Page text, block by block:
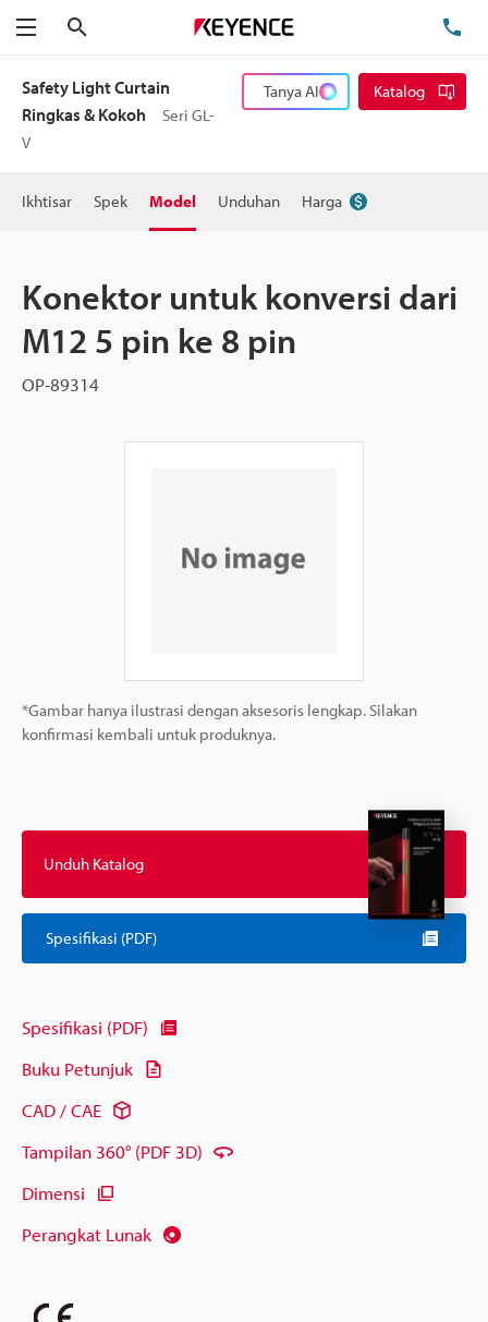
Menu
Safety Light Curtain
Ringkas & Kokoh
Seri GL-
V
Tanya AI Katalog
Ikhtisar Spek Model Unduhan Harga
Konektor untuk konversi dari
M12 5 pin ke 8 pin
OP-89314
*Gambar hanya ilustrasi dengan aksesoris lengkap. Silakan
konfirmasi kembali untuk produknya.
Unduh Katalog
Spesifikasi (PDF)
Spesifikasi (PDF)
Buku Petunjuk
CAD / CAE
Tampilan 360° (PDF 3D)
Dimensi
Perangkat Lunak